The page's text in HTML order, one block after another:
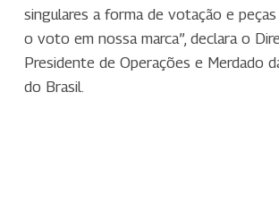
singulares a forma de votação e
o voto em nossa marca”, declara o
Presidente de Operações e Merdado
do Brasil.